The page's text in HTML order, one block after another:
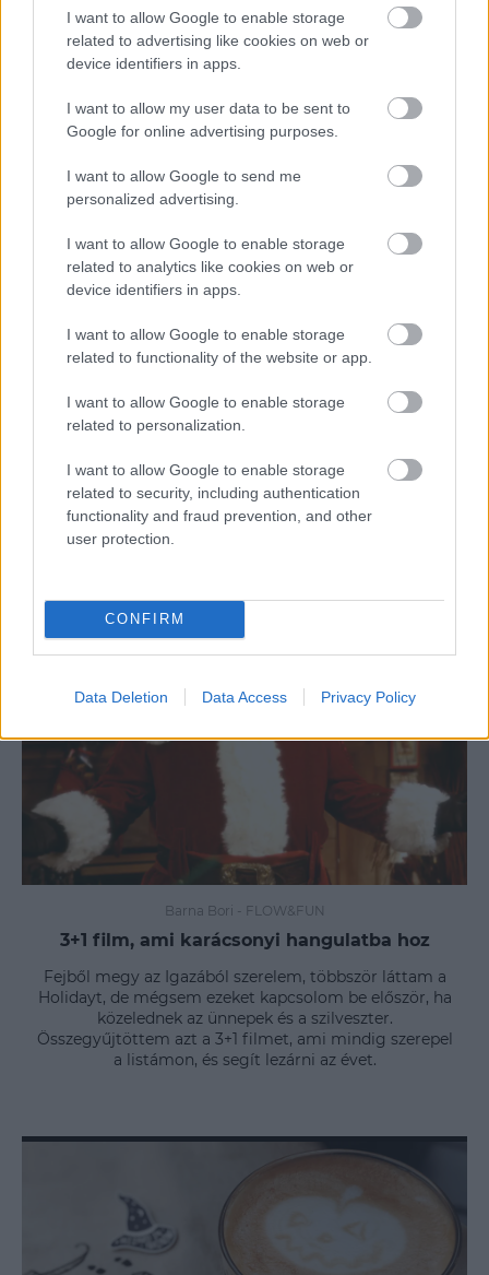
I want to allow Google to enable storage
related to advertising like cookies on web or
device identifiers in apps.
I want to allow my user data to be sent to
Google for online advertising purposes.
I want to allow Google to send me
personalized advertising.
I want to allow Google to enable storage
related to analytics like cookies on web or
device identifiers in apps.
I want to allow Google to enable storage
related to functionality of the website or app.
I want to allow Google to enable storage
related to personalization.
I want to allow Google to enable storage
related to security, including authentication
functionality and fraud prevention, and other
user protection.
CONFIRM
Data Deletion Data Access Privacy Policy
3+1 narancsos recept, amit ki kell próbálnod
karácsonykor
A narancs az egyik legnépszerűbb téli gyümölcs, hiszen
amellett, hogy finom, a magas C-vitamin tartalma
miatt nagyon egészséges is. Szóval összegyűjtöttünk
neked 3+1 receptet, amit érdemes felvenned az ünnepi
menübe.
Barna Bori - FLOW&FUN
3+1 film, ami karácsonyi hangulatba hoz
Fejből megy az Igazából szerelem, többször láttam a
Holidayt, de mégsem ezeket kapcsolom be először, ha
közelednek az ünnepek és a szilveszter.
Összegyűjtöttem azt a 3+1 filmet, ami mindig szerepel
a listámon, és segít lezárni az évet.